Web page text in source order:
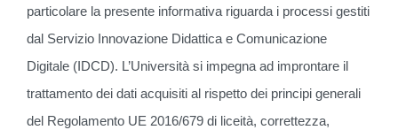
particolare la presente informativa riguarda i processi gestiti
dal Servizio Innovazione Didattica e Comunicazione
Digitale (IDCD). L’Università si impegna ad improntare il
trattamento dei dati acquisiti al rispetto dei principi generali
del Regolamento UE 2016/679 di liceità, correttezza,